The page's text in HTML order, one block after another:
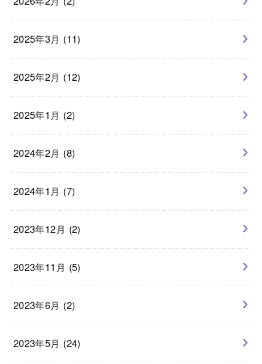
2025年3月 (11)
2025年2月 (12)
2025年1月 (2)
2024年2月 (8)
2024年1月 (7)
2023年12月 (2)
2023年11月 (5)
2023年6月 (2)
2023年5月 (24)